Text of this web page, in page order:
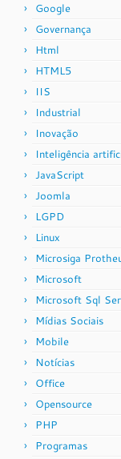
Google
Governança
Html
HTML5
IIS
Industrial
Inovação
Inteligência
JavaScript
Joomla
LGPD
Linux
Microsiga
Microsoft
Microsoft Sql
Mídias Sociais
Mobile
Notícias
Office
Opensource
PHP
Programas